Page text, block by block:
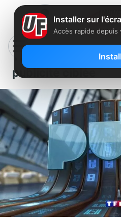
TF1 à l’heure
publicité ciblée
Installer sur
Accès rapide depuis